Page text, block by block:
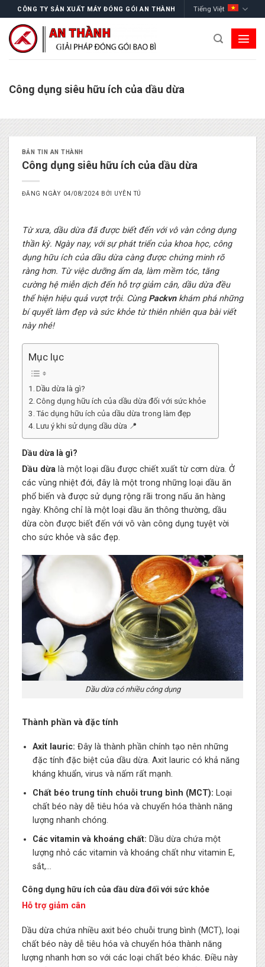
to
content
CÔNG TY SẢN XUẤT MÁY ĐÓNG GÓI AN THÀNH Tiếng Việt
Công dụng siêu hữu ích của dầu dừa
BẢN TIN AN THÀNH
Công dụng siêu hữu ích của dầu dừa
ĐĂNG NGÀY 04/08/2024 BỞI UYÊN TÚ
Từ xưa, dầu dừa đã được biết đến với vô vàn công dụng
thần kỳ. Ngày nay, với sự phát triển của khoa học, công
dụng hữu ích của dầu dừa càng được chứng minh rõ
ràng hơn. Từ việc dưỡng ẩm da, làm mềm tóc, tăng
cường hệ miễn dịch đến hỗ trợ giảm cân, dầu dừa đều
thể hiện hiệu quả vượt trội. Cùng Packvnkhám phá những
bí quyết làm đẹp và sức khỏe từ thiên nhiên qua bài viết
này nhé!
Mục lục
Dầu dừa là gì?
Công dụng hữu ích của dầu dừa đối với sức khỏe
Tác dụng hữu ích của dầu dừa trong làm đẹp
Lưu ý khi sử dụng dầu dừa 📍
Dầu dừa là gì?
Dầu dừalà một loại dầu được chiết xuất từ cơm dừa. Ở
các vùng nhiệt đới, đây là một trong những loại dầu ăn
phổ biến và được sử dụng rộng rãi trong nấu ăn hàng
ngày. Không chỉ là một loại dầu ăn thông thường, dầu
dừa còn được biết đến với vô vàn công dụng tuyệt vời
cho sức khỏe và sắc đẹp.
Dầu dừa có nhiều công dụng
Thành phần và đặc tính
Axit lauric: Đây là thành phần chính tạo nên những
đặc tính đặc biệt của dầu dừa. Axit lauric có khả năng
kháng khuẩn, virus và nấm rất mạnh.
Chất béo trung tính chuỗi trung bình (MCT): Loại
chất béo này dễ tiêu hóa và chuyển hóa thành năng
lượng nhanh chóng.
Các vitamin và khoáng chất: Dầu dừa chứa một
lượng nhỏ các vitamin và khoáng chất như vitamin E,
sắt,…
Công dụng hữu ích của dầu dừa đối với sức khỏe
Hỗ trợ giảm cân
Dầu dừa chứa nhiều axit béo chuỗi trung bình (MCT), loại
chất béo này dễ tiêu hóa và chuyển hóa thành năng
lượng nhanh hơn so với các loại chất béo khác. Điều này